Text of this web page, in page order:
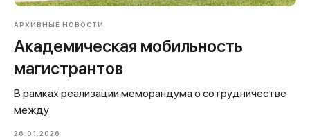
АРХИВНЫЕ НОВОСТИ
Академическая мобильность
магистрантов
В рамках реализации меморандума о сотрудничестве
между
26.01.2026